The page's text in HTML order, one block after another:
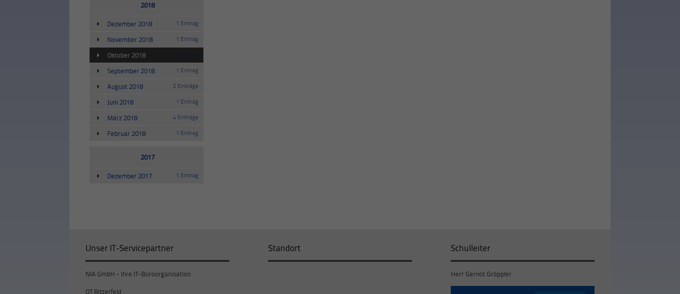
2018
Dezember 2018 1 Eintrag
November 2018 1 Eintrag
Oktober 2018 1 Eintrag
September 2018 1 Eintrag
August 2018 2 Einträge
Juni 2018 1 Eintrag
März 2018 4 Einträge
Februar 2018 1 Eintrag
2017
Dezember 2017 1 Eintrag
Unser IT-Servicepartner
NIA GmbH - Ihre IT-Büroorganisation
OT Bitterfeld
Standort Schulleiter
Herr Gernot Gröppler